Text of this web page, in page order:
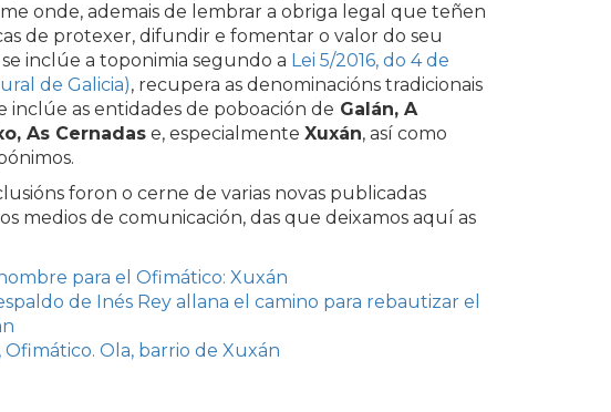
onde, ademais de lembrar a obriga legal que teñen
de protexer, difundir e fomentar o valor do seu
inclúe a toponimia segundo a Lei 5/2016, do 4 de
de Galicia), recupera as denominacións tradicionais
as entidades de poboación de Galán, A
As Cernadas e, especialmente Xuxán, así como
foron o cerne de varias novas publicadas
medios de comunicación, das que deixamos aquí as
para el Ofimático: Xuxán
de Inés Rey allana el camino para rebautizar el
Ofimático. Ola, barrio de Xuxán